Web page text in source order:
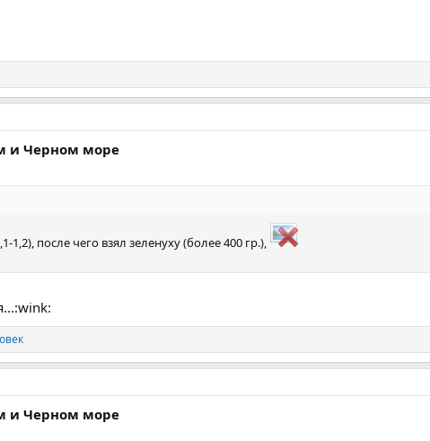
и Черном море
1,2), после чего взял зеленуху (более 400 гр.),
и Черном море